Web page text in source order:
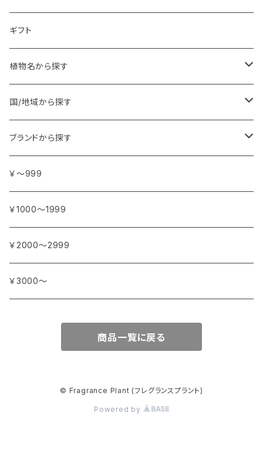
ギフト
植物名から探す
ア行
アンジェリカ
イランイラン
カ行
ガーデニア (クチナシ)
カカオ
サ行
シダーウッド
シナモン
タ行
タイム
チェリー
ナ行
ナツメグ
ハ行
国/地域から探す
ヨーロッパ
フランス
イタリア
アフリカ
ブルキナファソ
南アフリカ
アジア
トルコ
シリア
ブランドから探す
アトリエ・ボヌール・ドゥ・ジュール
アンティカ・ドルチェリア・ボナイユート
オウロシカ
カンパニー デュ ミエル
パピエダルメニイ
￥～999
￥1000～1999
￥2000～2999
￥3000～
商品一覧に戻る
© Fragrance Plant (フレグランスプラント)
Powered by